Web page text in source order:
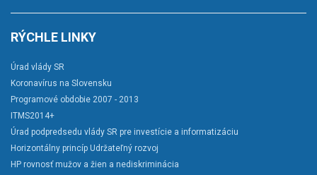
RÝCHLE LINKY
Úrad vlády SR
Koronavírus na Slovensku
Programové obdobie 2007 - 2013
ITMS2014+
Úrad podpredsedu vlády SR pre investície a informatizáciu
Horizontálny princíp Udržateľný rozvoj
HP rovnosť mužov a žien a nediskriminácia